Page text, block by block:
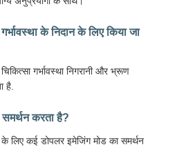
के निदान के लिए किया जा
गर्भावस्था निगरानी और भ्रूण
है.
करता है?
के लिए कई डोपलर इमेजिंग मोड का समर्थन